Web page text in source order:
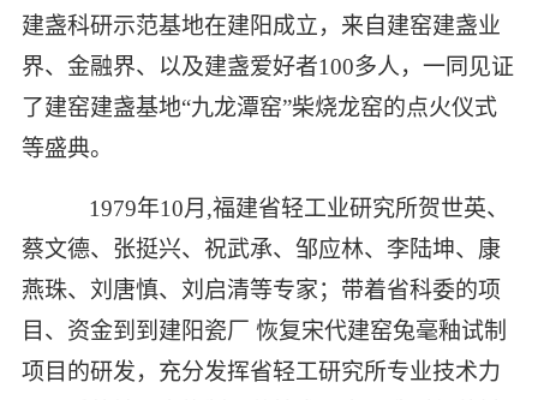
建盏科研示范基地在建阳成立，来自建窑建盏业
界、金融界、以及建盏爱好者100多人，一同见证
了建窑建盏基地“九龙潭窑”柴烧龙窑的点火仪式
等盛典。
1979年10月,福建省轻工业研究所贺世英、
蔡文德、张挺兴、祝武承、邹应林、李陆坤、康
燕珠、刘唐慎、刘启清等专家；带着省科委的项
目、资金到到建阳瓷厂
恢复宋代建窑兔毫釉试制
项目的研发，充分发挥省轻工研究所专业技术力